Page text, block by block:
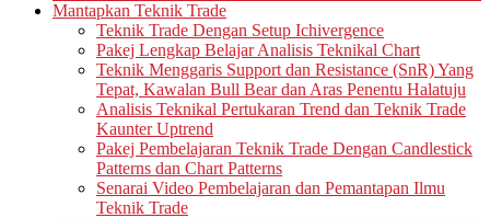
Mantapkan Teknik Trade
Teknik Trade Dengan Setup Ichivergence
Pakej Lengkap Belajar Analisis Teknikal Chart
Teknik Menggaris Support dan Resistance (SnR) Yang
Tepat, Kawalan Bull Bear dan Aras Penentu Halatuju
Analisis Teknikal Pertukaran Trend dan Teknik Trade
Kaunter Uptrend
Pakej Pembelajaran Teknik Trade Dengan Candlestick
Patterns dan Chart Patterns
Senarai Video Pembelajaran dan Pemantapan Ilmu
Teknik Trade